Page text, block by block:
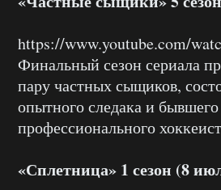
https://www.youtube.com/
Финальный сезон сериала
пару частных сыщиков,
опытного следака и бывшего
профессионального
«Сплетница» 1 сезон (8